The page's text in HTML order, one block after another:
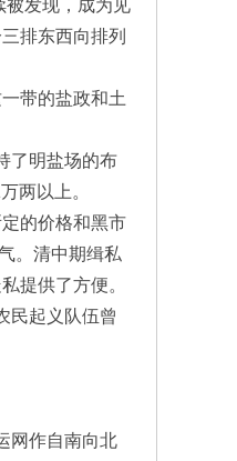
发现，成为见
排东西向排列
带的盐政和土
了明盐场的布
两以上。
的价格和黑市
。清中期缉私
提供了方便。
民起义队伍曾
网作自南向北